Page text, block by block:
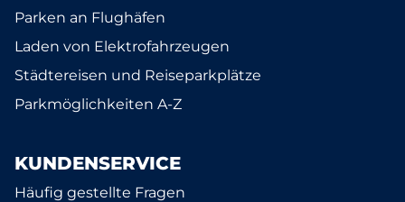
Parken an Flughäfen
Laden von Elektrofahrzeugen
Städtereisen und Reiseparkplätze
Parkmöglichkeiten A-Z
KUNDENSERVICE
Häufig gestellte Fragen